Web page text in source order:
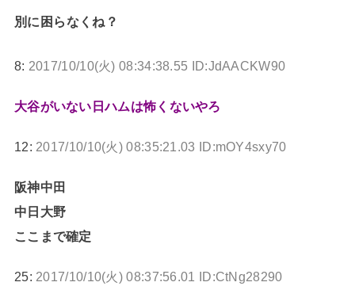
別に困らなくね？
8: 2017/10/10(火) 08:34:38.55 ID:JdAACKW90
大谷がいない日ハムは怖くないやろ
12: 2017/10/10(火) 08:35:21.03 ID:mOY4sxy70
阪神中田
中日大野
ここまで確定
25: 2017/10/10(火) 08:37:56.01 ID:CtNg28290